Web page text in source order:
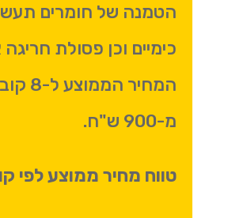
הטמנה של חומרים
כימיים וכן פסולת
המחיר
מ-900 ש"ח.
טווח מחיר ממוצע לפי